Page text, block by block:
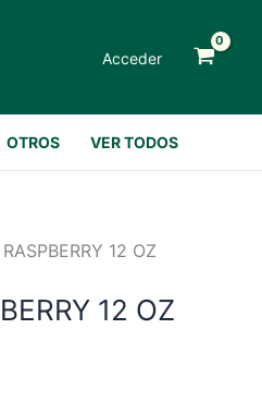
Acceder
OTROS VER TODOS
12 OZ
12 OZ